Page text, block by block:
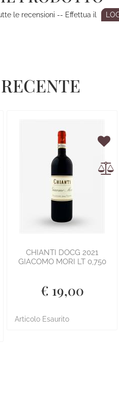
le recensioni -- Effettua il
CHIANTI DOCG 2021
GIACOMO MORI LT 0,750
€ 19,00
Articolo Esaurito